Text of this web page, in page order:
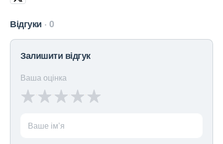
Відгуки 0
Залишити відгук
Ваша оцінка
Ваше ім’я